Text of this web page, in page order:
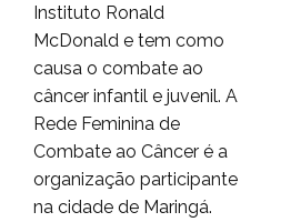
Instituto Ronald
McDonald e tem como
causa o combate ao
câncer infantil e juvenil. A
Rede Feminina de
Combate ao Câncer é a
organização participante
na cidade de Maringá.